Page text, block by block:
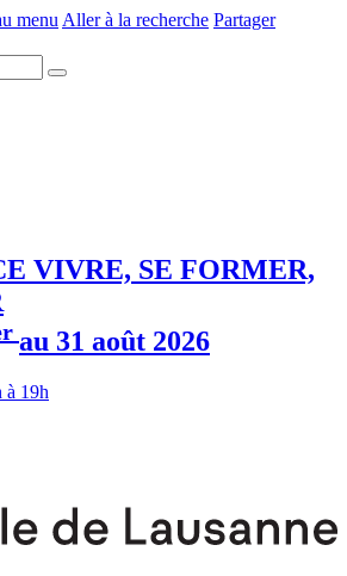
menu Aller à la recherche Partager
VIVRE, SE FORMER,
au 31 août 2026
à 19h